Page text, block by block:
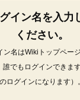
イン名を入力
ください。
ン名はWikiトップペー
でもログインできま
のログインになります）